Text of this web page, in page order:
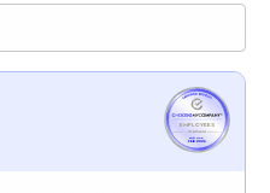
EMPLOYEES
FRANCE
FEB 2026